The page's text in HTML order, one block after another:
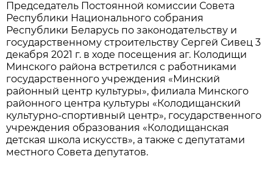
Председатель Постоянной комиссии Совета
Республики Национального собрания
Республики Беларусь по законодательству и
государственному строительству Сергей Сивец 3
декабря 2021 г. в ходе посещения аг. Колодищи
Минского района встретился с работниками
государственного учреждения «Минский
районный центр культуры», филиала Минского
районного центра культуры «Колодищанский
культурно-спортивный центр», государственного
учреждения образования «Колодищанская
детская школа искусств», а также с депутатами
местного Совета депутатов.